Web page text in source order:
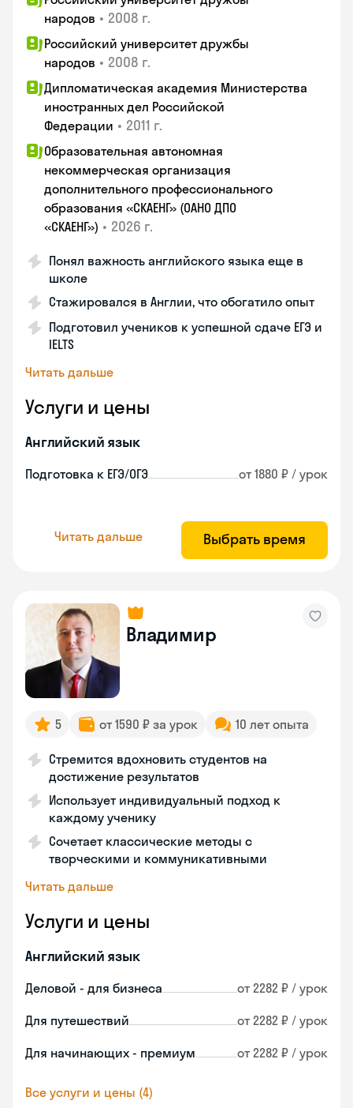
народов • 2008 г.
Российский университет дружбы
народов • 2008 г.
Дипломатическая академия Министерства
иностранных дел Российской
Федерации • 2011 г.
Образовательная автономная
некоммерческая организация
дополнительного профессионального
образования «СКАЕНГ» (ОАНО ДПО
«СКАЕНГ») • 2026 г.
Понял важность английского языка еще в
школе
Стажировался в Англии, что обогатило опыт
Подготовил учеников к успешной сдаче ЕГЭ и
IELTS
Читать дальше
Услуги и цены
Английский язык
Подготовка к ЕГЭ/ОГЭ от 1880 ₽ / урок
Читать дальше Выбрать время
Владимир
5 от 1590 ₽ за урок 10 лет опыта
Стремится вдохновить студентов на
достижение результатов
Использует индивидуальный подход к
каждому ученику
Сочетает классические методы с
творческими и коммуникативными
Читать дальше
Услуги и цены
Английский язык
Деловой - для бизнеса от 2282 ₽ / урок
Для путешествий от 2282 ₽ / урок
Для начинающих - премиум от 2282 ₽ / урок
Все услуги и цены (4)